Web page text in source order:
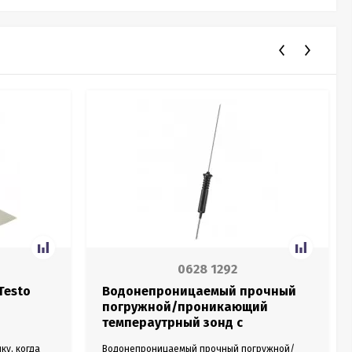
когда
0628 1292
Водонепроницаемый прочный
погружной/проникающий
темпераутрный зонд с
Водонепроницаемый прочный погружной/